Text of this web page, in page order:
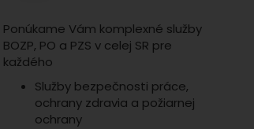
Ponúkame Vám komplexné služby
BOZP, PO a PZS v celej SR pre
každého
Služby bezpečnosti práce,
ochrany zdravia a požiarnej
ochrany